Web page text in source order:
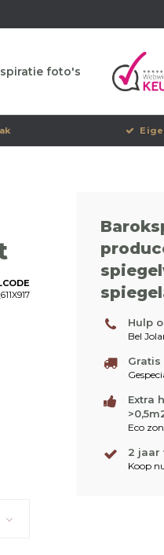
foto's
Hulp
Bel
Gratis
Extra
Eco
2 jaar
Koop